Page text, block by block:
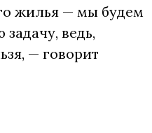
жилья — мы будем
ведь,
— говорит